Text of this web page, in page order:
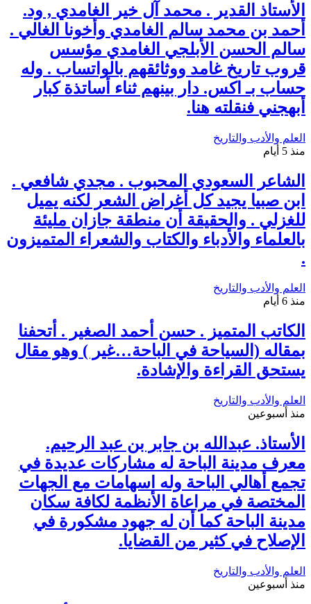
الأستاذ القدير . محمد آل خير الغامدي , ود.
أحمد بن محمد سالم الغامدي وأخونا الغالي .
سالم الحسن الأبلجي الغامدي مؤسس
قروب تاريخ غامد ووثائقهم بالواتساب . وله
حساب بـ اكس. دار بينهم ثناء أساتذة كبار
أبهجني فنقلته هنا.
العلم والأدب والتاريخ
منذ 5 أيام
الشاعر السعودي المحبوب . مجدي شافعي .
ابن صبيا يجيد كل أغراض الشعر لكنه يميل
للغزلي . والحقيقة أن منطقة جازان مليئة
بالعلماء والأدباء والكتاب والشعراء المتميزون
.
العلم والأدب والتاريخ
منذ 6 أيام
الكاتب المتميز . حسن أحمد الصغير . أتحفنا
بمقاله (السياحة في الباحة…غير ) وهو مقال
يستحق القراءة والإشادة.
العلم والأدب والتاريخ
منذ أسبوعين
الأستاذ. عبدالله بن جابر بن عبد الرحيم.
معرف مدينة الباحة له مشاركات عديدة في
تجمع أهالي الباحة وله اسهامات مع الجهات
المختصة في مراعاة الأنظمة لكافة سكان
مدينة الباحة كما أن له جهود مشكورة في
الإصلاح في كثير من القضايا.
العلم والأدب والتاريخ
منذ أسبوعين